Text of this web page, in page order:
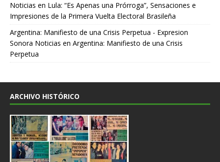
Noticias en Lula: “Es Apenas una Prórroga”, Sensaciones e
Impresiones de la Primera Vuelta Electoral Brasileña
Argentina: Manifiesto de una Crisis Perpetua - Expresion
Sonora Noticias en Argentina: Manifiesto de una Crisis
Perpetua
ARCHIVO HISTÓRICO